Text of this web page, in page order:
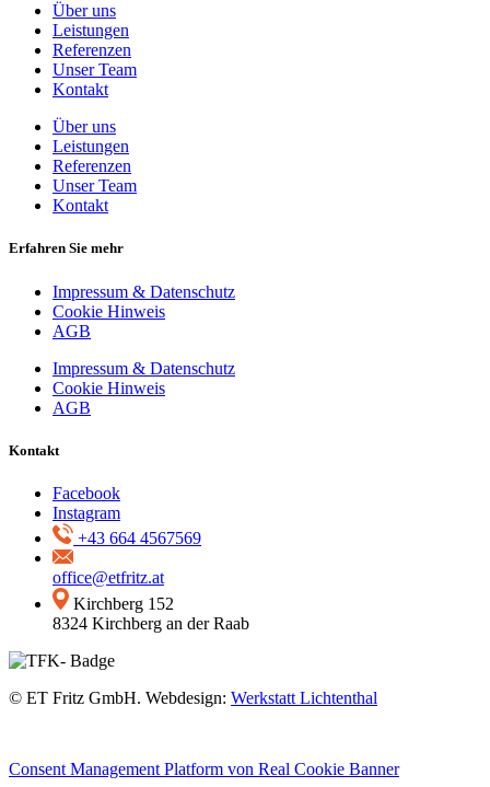
Über uns
Leistungen
Referenzen
Unser Team
Kontakt
Über uns
Leistungen
Referenzen
Unser Team
Kontakt
Erfahren Sie mehr
Impressum & Datenschutz
Cookie Hinweis
AGB
Impressum & Datenschutz
Cookie Hinweis
AGB
Kontakt
Facebook
Instagram
+43 664 4567569
office@etfritz.at
Kirchberg 152
8324 Kirchberg an der Raab
© ET Fritz GmbH. Webdesign: Werkstatt Lichtenthal
Consent Management Platform von Real Cookie Banner